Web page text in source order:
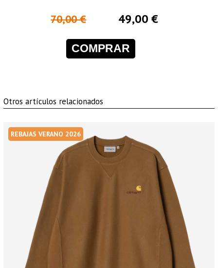
70,00 € 49,00 €
COMPRAR
Otros artículos relacionados
REBAJAS VERANO 2026